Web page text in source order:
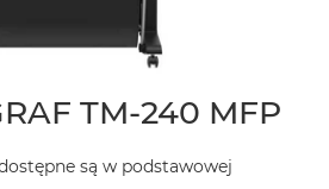
TM-240 MFP
są w podstawowej